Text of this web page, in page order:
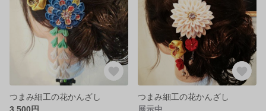
つまみ細工の花かんざし
3,500円
つまみ細工の花かんざし
展示中